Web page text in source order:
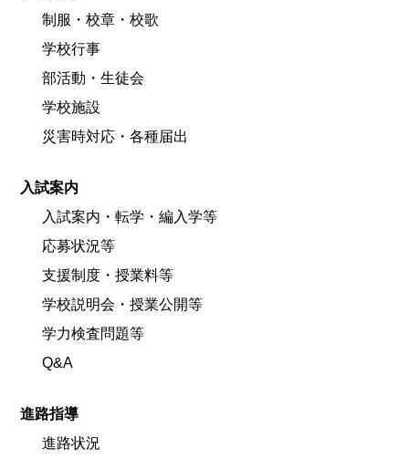
制服・校章・校歌
学校行事
部活動・生徒会
学校施設
災害時対応・各種届出
入試案内
入試案内・転学・編入学等
応募状況等
支援制度・授業料等
学校説明会・授業公開等
学力検査問題等
Q&A
進路指導
進路状況